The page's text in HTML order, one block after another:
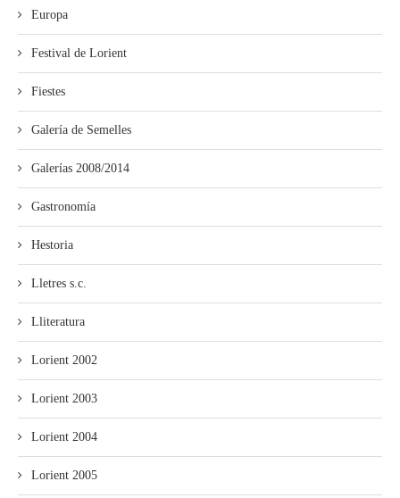
Europa
Festival de Lorient
Fiestes
Galería de Semelles
Galerías 2008/2014
Gastronomía
Hestoria
Lletres s.c.
Lliteratura
Lorient 2002
Lorient 2003
Lorient 2004
Lorient 2005